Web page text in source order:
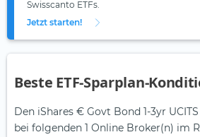
Swisscanto ETFs.
Jetzt starten!
Beste ETF-Sparplan-
Den iShares € Govt Bond 1-3yr
bei folgenden 1 Online Broker(n) im